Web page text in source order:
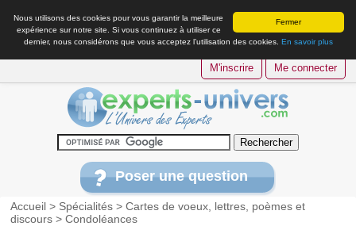
Fermer
Nous utilisons des cookies pour vous garantir la meilleure
expérience sur notre site. Si vous continuez à utiliser ce
dernier, nous considérons que vous acceptez l’utilisation des cookies. En savoir plus
M'inscrire Me connecter
Poser une question
Accueil > Spécialités >Cartes de voeux, lettres, poèmes et
discours >Condoléances